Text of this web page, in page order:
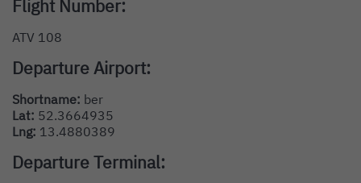
Flight Number:
ATV 108
Departure Airport:
Shortname: ber
Lat: 52.3664935
Lng: 13.4880389
Departure Terminal: